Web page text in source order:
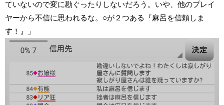
ていないので変に勘ぐったりしないだろう。いや、他のプレイ
ヤーから不信に思われるな。○が２つある『麻呂を信頼しま
す！』」